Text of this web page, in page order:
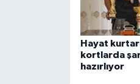
Hayat
kortlarda
hazırlıyor
Yerel Haberler